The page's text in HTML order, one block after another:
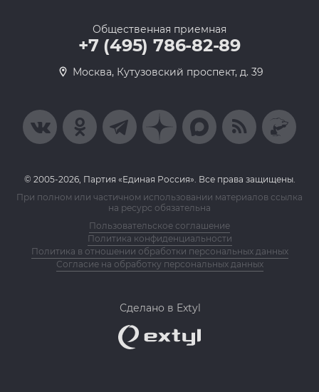
Общественная приемная
+7 (495) 786-82-89
Москва, Кутузовский проспект, д. 39
© 2005-2026, Партия «Единая Россия». Все права защищены.
При полном или частичном использовании материалов ссылка
на ресурс обязательна
Пользовательское соглашение
Политика конфиденциальности
Политика в отношении обработки персональных данных
Согласие на обработку персональных данных
Сделано в Extyl